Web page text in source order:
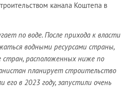
канала Коштепа в
по воде. После прихода к власти
водными ресурсами страны,
стран, расположенных ниже по
планирует строительство
его в 2023 году, запустили очень